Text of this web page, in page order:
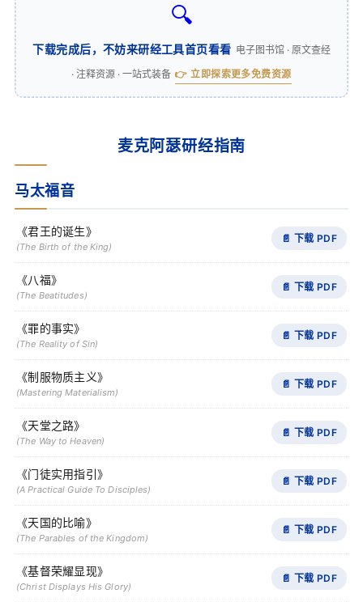
🔍
下载完成后，不妨来研经工具首页看看 电子图书馆 · 原文查经
· 注释资源 · 一站式装备 👉 立即探索更多免费资源
麦克阿瑟研经指南
马太福音
《君王的诞生》
(The Birth of the King)
📄 下载 PDF
《八福》
(The Beatitudes)
📄 下载 PDF
《罪的事实》
(The Reality of Sin)
📄 下载 PDF
《制服物质主义》
(Mastering Materialism)
📄 下载 PDF
《天堂之路》
(The Way to Heaven)
📄 下载 PDF
《门徒实用指引》
(A Practical Guide To Disciples)
📄 下载 PDF
《天国的比喻》
(The Parables of the Kingdom)
📄 下载 PDF
《基督荣耀显现》
(Christ Displays His Glory)
📄 下载 PDF